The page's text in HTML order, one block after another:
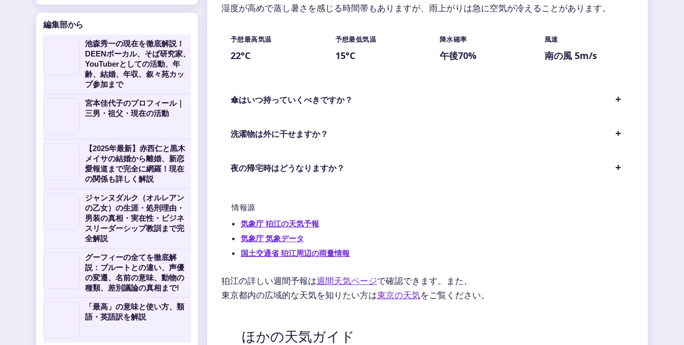
湿度が高めで蒸し暑さを感じる時間帯もありますが、雨上がりは急に空気が冷えることがあります。
予想最高気温
22°C
予想最低気温
15°C
降水確率
午後70%
風速
南の風 5m/s
傘はいつ持っていくべきですか？
洗濯物は外に干せますか？
夜の帰宅時はどうなりますか？
情報源
気象庁 狛江の天気予報
気象庁 気象データ
国土交通省 狛江周辺の雨量情報
狛江の詳しい週間予報は週間天気ページで確認できます。また、
東京都内の広域的な天気を知りたい方は東京の天気をご覧ください。
ほかの天気ガイド
編集部から
池森秀一の現在を徹底解説！
DEENボーカル、そば研究家、
YouTuberとしての活動、年
齢、結婚、年収、叙々苑カッ
プ参加まで
宮本佳代子のプロフィール｜
三男・祖父・現在の活動
【2025年最新】赤西仁と黒木
メイサの結婚から離婚、新恋
愛報道まで完全に網羅！現在
の関係も詳しく解説
ジャンヌダルク（オルレアン
の乙女）の生涯・処刑理由・
男装の真相・実在性・ビジネ
スリーダーシップ教訓まで完
全解説
グーフィーの全てを徹底解
説：プルートとの違い、声優
の変遷、名前の意味、動物の
種類、差別議論の真相まで!
「最高」の意味と使い方、類
語・英語訳を解説